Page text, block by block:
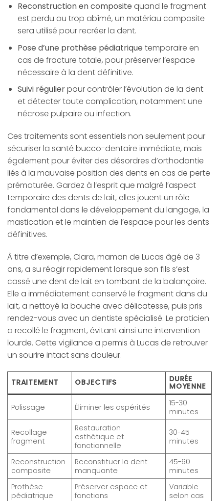
Reconstruction en composite quand le fragment
est perdu ou trop abîmé, un matériau composite
sera utilisé pour recréer la dent.
Pose d’une prothèse pédiatrique temporaire en
cas de fracture totale, pour préserver l’espace
nécessaire à la dent définitive.
Suivi régulierpour contrôler l’évolution de la dent
et détecter toute complication, notamment une
nécrose pulpaire ou infection.
Ces traitements sont essentiels non seulement pour
sécuriser la santé bucco-dentaire immédiate, mais
également pour éviter des désordres d’orthodontie
liés à la mauvaise position des dents en cas de perte
prématurée. Gardez à l’esprit que malgré l’aspect
temporaire des dents de lait, elles jouent un rôle
fondamental dans le développement du langage, la
mastication et le maintien de l’espace pour les dents
définitives.
À titre d’exemple, Clara, maman de Lucas âgé de 3
ans, a su réagir rapidement lorsque son fils s’est
cassé une dent de lait en tombant de la balançoire.
Elle a immédiatement conservé le fragment dans du
lait, a nettoyé la bouche avec délicatesse, puis pris
rendez-vous avec un dentiste spécialisé. Le praticien
a recollé le fragment, évitant ainsi une intervention
lourde. Cette vigilance a permis à Lucas de retrouver
un sourire intact sans douleur.
TRAITEMENT OBJECTIFS DURÉE
MOYENNE
Polissage Éliminer les aspérités
15-30
minutes
Recollage
fragment
Restauration
esthétique et
fonctionnelle
30-45
minutes
Reconstruction
composite
Reconstituer la dent
manquante
45-60
minutes
Prothèse
pédiatrique
Préserver espace et
fonctions
Variable
selon cas